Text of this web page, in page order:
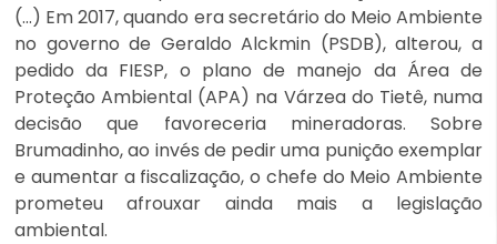
(…) Em 2017, quando era secretário do Meio Ambiente
no governo de Geraldo Alckmin (PSDB), alterou, a
pedido da FIESP, o plano de manejo da Área de
Proteção Ambiental (APA) na Várzea do Tietê, numa
decisão que favoreceria mineradoras. Sobre
Brumadinho, ao invés de pedir uma punição exemplar
e aumentar a fiscalização, o chefe do Meio Ambiente
prometeu afrouxar ainda mais a legislação
ambiental.